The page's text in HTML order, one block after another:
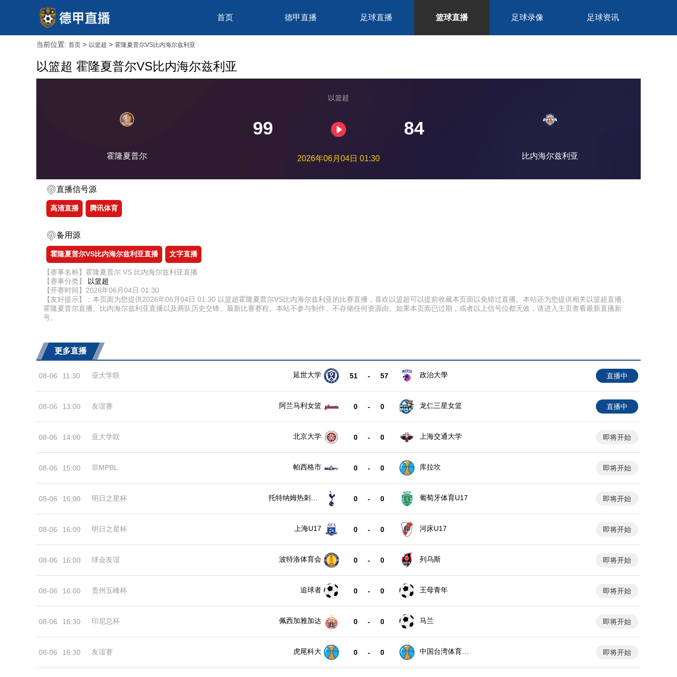
首页 德甲直播 足球直播 篮球直播 足球录像 足球资讯
当前位置: 首页 > 以篮超 > 霍隆夏普尔VS比内海尔兹利亚
以篮超 霍隆夏普尔VS比内海尔兹利亚
霍隆夏普尔
以篮超
99 84
2026年06月04日 01:30 比内海尔兹利亚
直播信号源
高清直播 腾讯体育
备用源
霍隆夏普尔VS比内海尔兹利亚直播 文字直播
【赛事名称】霍隆夏普尔 VS 比内海尔兹利亚直播
【赛事分类】
以篮超
【开赛时间】2026年06月04日 01:30
【友好提示】：本页面为您提供2026年06月04日 01:30 以篮超霍隆夏普尔VS比内海尔兹利亚的比赛直播，喜欢以篮超可以提前收藏本页面以免错过直播。本站还为您提供相关以篮超直播、
霍隆夏普尔直播、比内海尔兹利亚直播以及两队历史交锋、最新比赛赛程。本站不参与制作、不存储任何资源由。如果本页面已过期，或者以上信号位都无效，请进入主页查看最新直播新
号。
更多直播
08-06 11:30 亚大学联 延世大学 51 - 57 政治大學 直播中
08-06 13:00 友谊赛 阿兰马利女篮 0 - 0 龙仁三星女篮 直播中
08-06 14:00 亚大学联 北京大学 0 - 0 上海交通大学 即将开始
08-06 15:00 菲MPBL 帕西格市 0 - 0 库拉坎 即将开始
08-06 16:00 明日之星杯
托特纳姆热刺U1
0 - 0 葡萄牙体育U17 即将开始
08-06 16:00 明日之星杯 上海U17 0 - 0 河床U17 即将开始
08-06 16:00 球会友谊 波特洛体育会 0 - 0 列乌斯 即将开始
08-06 16:00 贵州五峰杯 追球者 0 - 0 王母青年 即将开始
08-06 16:30 印尼总杯 佩西加雅加达 0 - 0 马兰 即将开始
08-06 16:30 友谊赛 虎尾科大 0 - 0
中国台湾体育大
即将开始